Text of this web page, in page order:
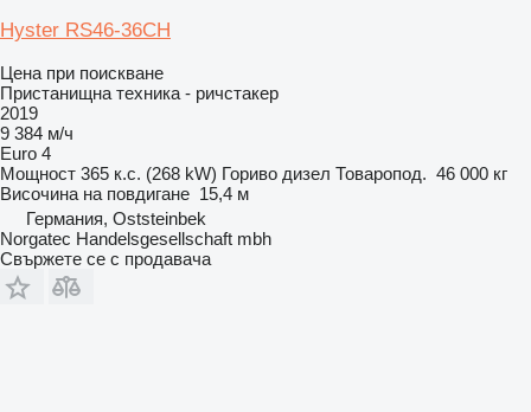
Hyster RS46-36CH
Цена при поискване
Пристанищна техника - ричстакер
2019
9 384 м/ч
Euro 4
Мощност 365 к.с. (268 kW) Гориво дизел Товаропод. 46 000 кг
Височина на повдигане 15,4 м
Германия, Oststeinbek
Norgatec Handelsgesellschaft mbh
Свържете се с продавача